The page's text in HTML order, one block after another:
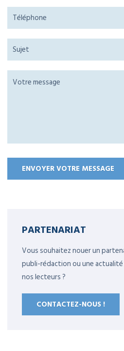
PARTENARIAT
Vous souhaitez nouer un
publi-rédaction ou une
nos lecteurs ?
CONTACTEZ-NOUS !